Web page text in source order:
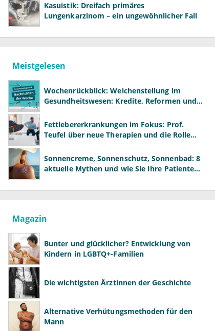
Kasuistik: Dreifach primäres
Lungenkarzinom – ein ungewöhnlicher Fall
Meistgelesen
Wochenrückblick: Weichenstellung im
Gesundheitswesen: Kredite, Reformen und
Fettlebererkrankungen im Fokus: Prof.
Teufel über neue Therapien und die Rolle
Sonnencreme, Sonnenschutz, Sonnenbad: 8
aktuelle Mythen und wie Sie Ihre Patienten
Magazin
Bunter und glücklicher? Entwicklung von
Kindern in LGBTQ+-Familien
Die wichtigsten Ärztinnen der Geschichte
Alternative Verhütungsmethoden für den
Mann